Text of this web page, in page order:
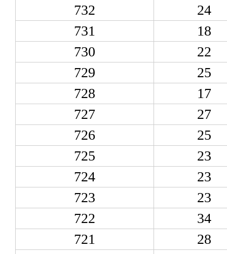
732
24
731
18
730
22
729
25
728
17
727
27
726
25
725
23
724
23
723
23
722
34
721
28